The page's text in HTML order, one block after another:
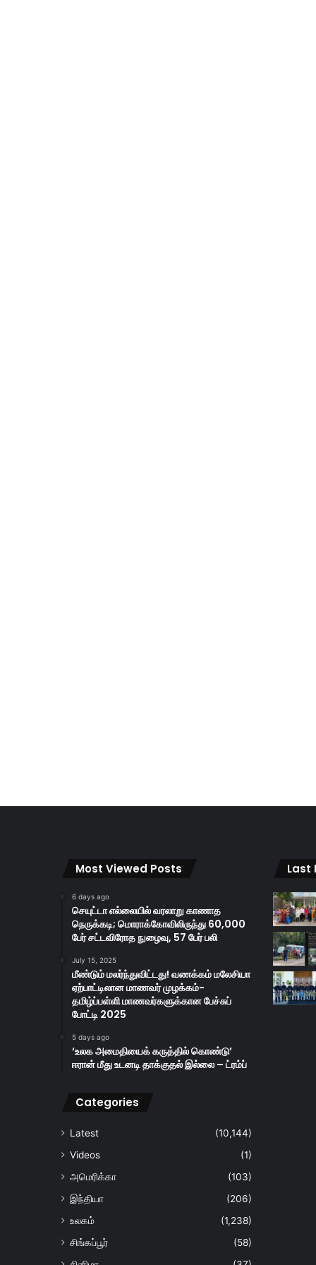
Most Viewed Posts
6 days ago
செயுட்டா எல்லையில் வரலாறு காணாத
நெருக்கடி; மொராக்கோவிலிருந்து 60,000
பேர் சட்டவிரோத நுழைவு, 57 பேர் பலி
July 15, 2025
மீண்டும் மலர்ந்துவிட்டது! வணக்கம் மலேசியா
ஏற்பாட்டிலான மாணவர் முழக்கம்-
தமிழ்ப்பள்ளி மாணவர்களுக்கான பேச்சுப்
போட்டி 2025
5 days ago
‘உலக அமைதியைக் கருத்தில் கொண்டு’
ஈரான் மீது உடனடி தாக்குதல் இல்லை – ட்ரம்ப்
Categories
Latest
(10,144)
Videos
(1)
அமெரிக்கா
(103)
இந்தியா
(206)
உலகம்
(1,238)
சிங்கப்பூர்
(58)
Last